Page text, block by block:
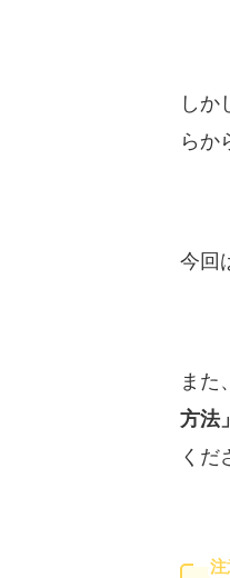
しか
らか
今回
また
方法
くだ
注